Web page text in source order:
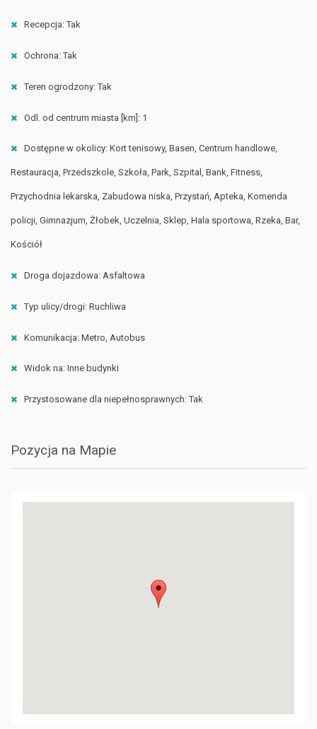
Recepcja: Tak
Ochrona: Tak
Teren ogrodzony: Tak
Odl. od centrum miasta [km]: 1
Dostępne w okolicy: Kort tenisowy, Basen, Centrum handlowe,
Restauracja, Przedszkole, Szkoła, Park, Szpital, Bank, Fitness,
Przychodnia lekarska, Zabudowa niska, Przystań, Apteka, Komenda
policji, Gimnazjum, Żłobek, Uczelnia, Sklep, Hala sportowa, Rzeka, Bar,
Kościół
Droga dojazdowa: Asfaltowa
Typ ulicy/drogi: Ruchliwa
Komunikacja: Metro, Autobus
Widok na: Inne budynki
Przystosowane dla niepełnosprawnych: Tak
Pozycja na Mapie